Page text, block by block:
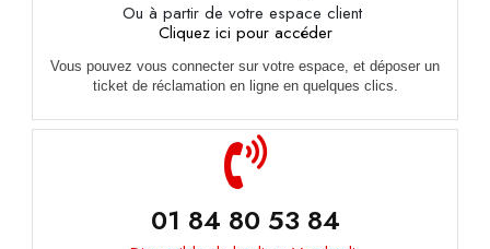
Ou à partir de votre espace client
Cliquez ici pour accéder
Vous pouvez vous connecter sur votre espace, et déposer un
ticket de réclamation en ligne en quelques clics.
01 84 80 53 84